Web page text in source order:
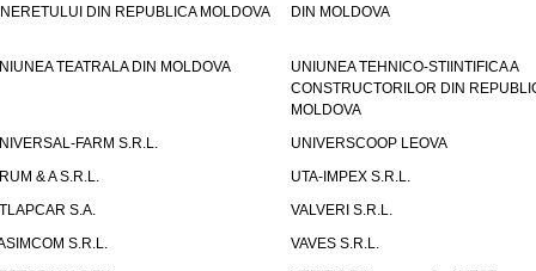
DIN REPUBLICA MOLDOVA
DIN MOLDOVA
TEATRALA DIN MOLDOVA
UNIUNEA TEHNICO-STIINTIFICA A
CONSTRUCTORILOR DIN
MOLDOVA
FARM S.R.L.
UNIVERSCOOP LEOVA
& A S.R.L.
UTA-IMPEX S.R.L.
S.A.
VALVERI S.R.L.
S.R.L.
VAVES S.R.L.